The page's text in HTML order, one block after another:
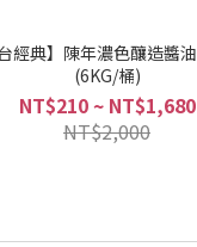
經典】陳年濃色釀造醬油 大容量
(6KG/桶)
NT$210 ~ NT$1,680
NT$2,000